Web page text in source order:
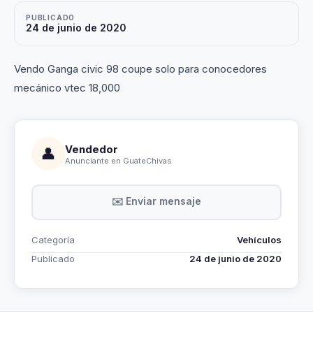
PUBLICADO
24 de junio de 2020
Vendo Ganga civic 98 coupe solo para conocedores
mecánico vtec 18,000
👤 Vendedor
Anunciante en GuateChivas
✉️ Enviar mensaje
Categoría
Vehículos
Publicado
24 de junio de 2020